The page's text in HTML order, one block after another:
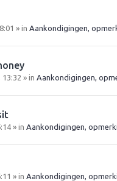
» in Aankondigingen,
» in Aankondigingen,
» in Aankondigingen,
» in Aankondigingen,